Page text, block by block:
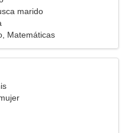
marido
Matemáticas